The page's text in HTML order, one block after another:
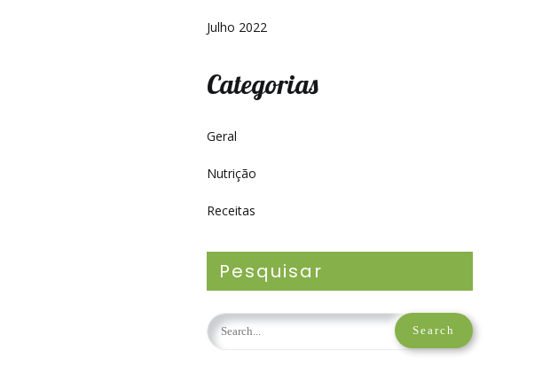
Julho 2022
Categorias
Geral
Nutrição
Receitas
Pesquisar